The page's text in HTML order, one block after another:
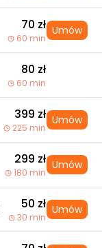
70 zł
60 min
Umów
80 zł
60 min
399 zł
225 min
Umów
299 zł
180 min
Umów
50 zł
30 min
Umów